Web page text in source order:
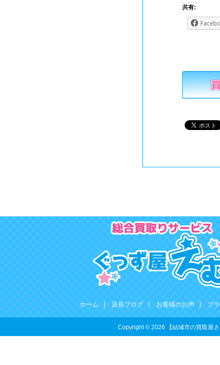
共有:
ホーム 店長ブログ お客様のお声 プ
Copyright © 2026 【結城市の買取屋